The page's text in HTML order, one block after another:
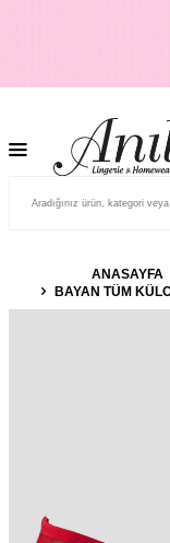
ANASAYFA
BAYAN TÜM